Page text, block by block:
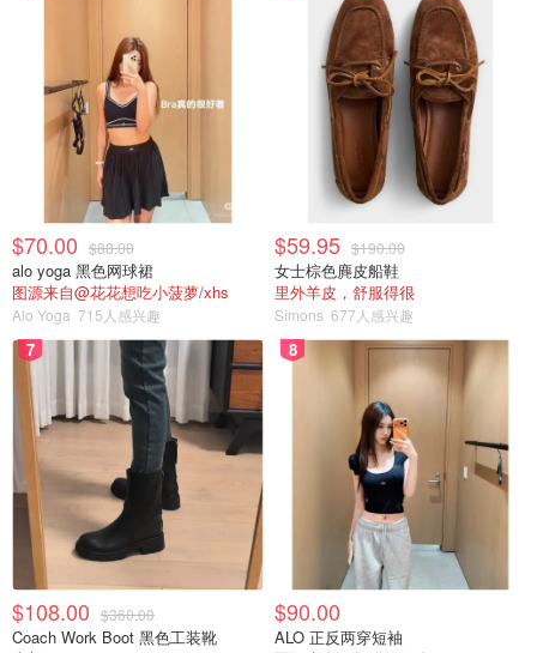
图片来自于Amazon，版权属于原作者
这款是比较专业的水牙线，拥有最先进口腔脉冲高压冲洗技
术，比传统牙线更有效清洁食物碎屑，深入清洁牙缝和牙龈
沟。按摩牙龈，减少流牙血、发炎及减低患上牙龈炎及牙周
病，具有高达 99%的清洁效果，能更好的保护口腔健康！
这款有7个冲头，10个压力档位，和两种模式：2种功能：
冲洗+按摩。有7种颜色可选。功能比较多，缺点是不便携。
$70.00 $88.00
alo yoga 黑色网球裙
图源来自@花花想吃小菠萝/xhs
Alo Yoga 715人感兴趣
$59.95 $190.00
女士棕色麂皮船鞋
里外羊皮，舒服得很
Simons 677人感兴趣
7
$108.00 $360.00
Coach Work Boot 黑色工装靴
8
$90.00
ALO 正反两穿短袖